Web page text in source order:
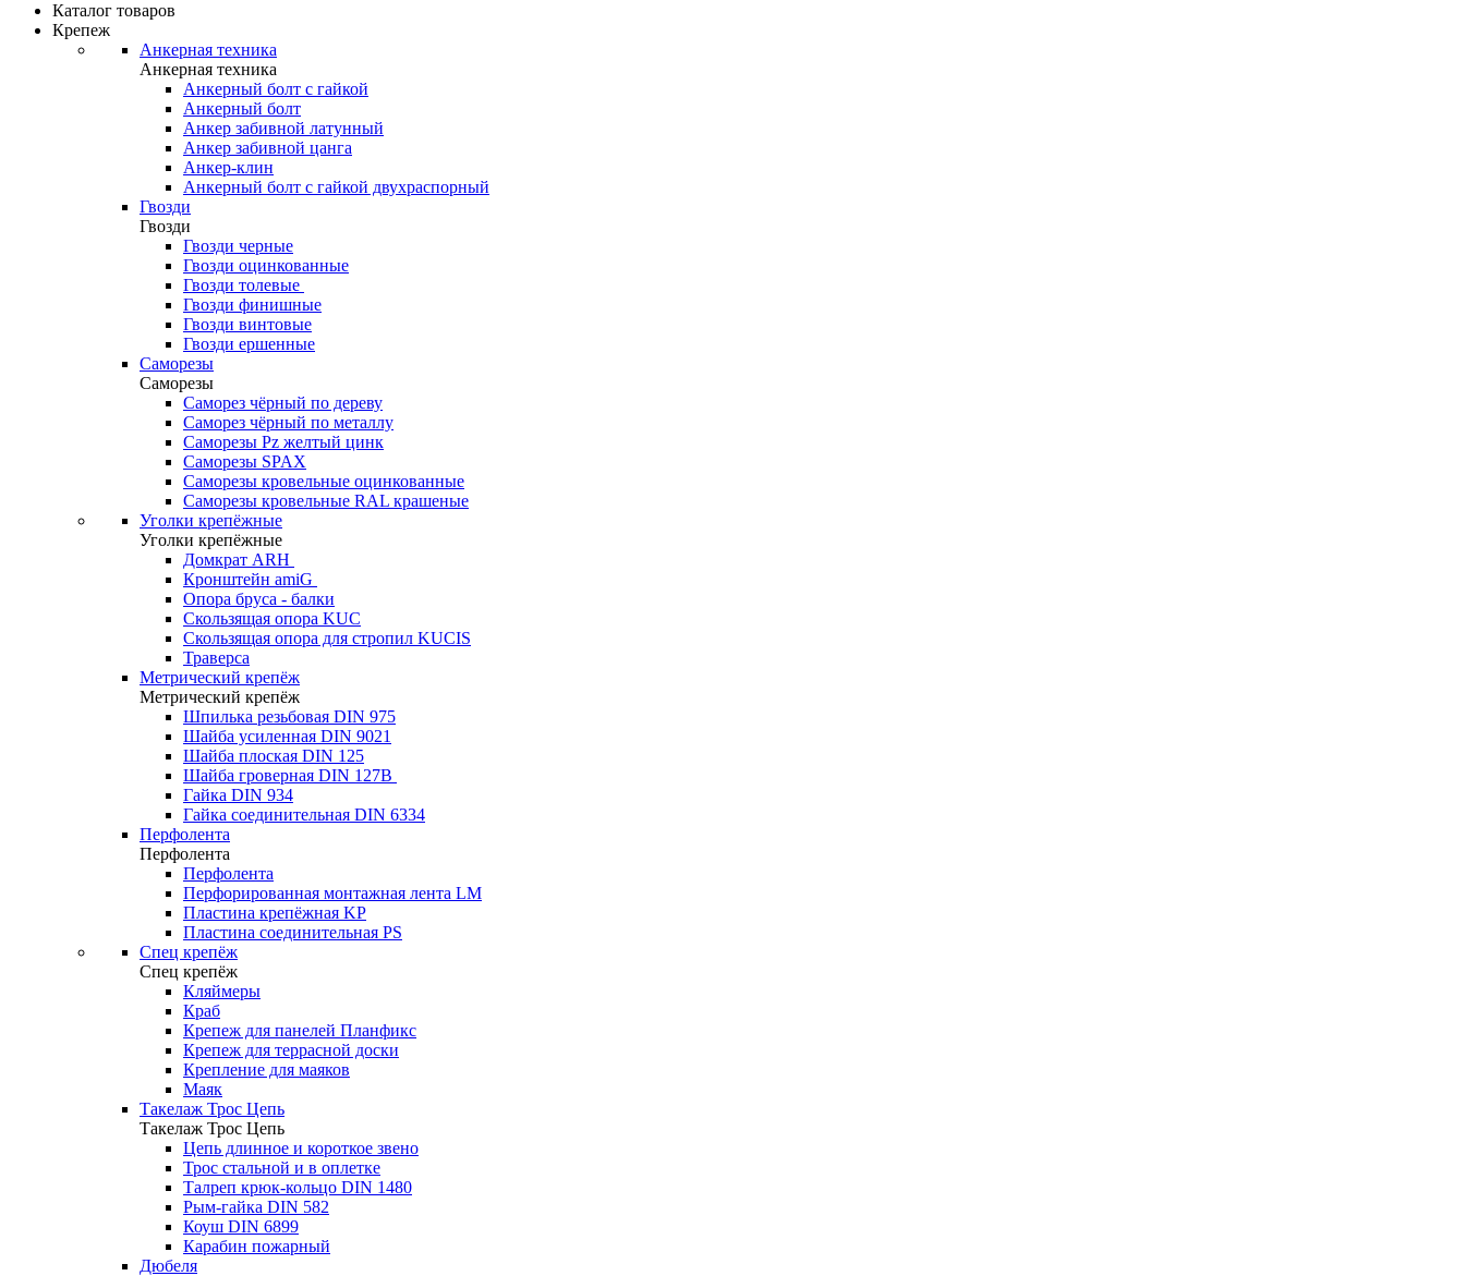
Каталог товаров
Крепеж
Анкерная техника
Анкерная техника
Анкерный болт с гайкой
Анкерный болт
Анкер забивной латунный
Анкер забивной цанга
Анкер-клин
Анкерный болт с гайкой двухраспорный
Гвозди
Гвозди
Гвозди черные
Гвозди оцинкованные
Гвозди толевые
Гвозди финишные
Гвозди винтовые
Гвозди ершенные
Саморезы
Саморезы
Саморез чёрный по дереву
Саморез чёрный по металлу
Саморезы Pz желтый цинк
Саморезы SPAX
Саморезы кровельные оцинкованные
Саморезы кровельные RAL крашеные
Уголки крепёжные
Уголки крепёжные
Домкрат ARH
Кронштейн amiG
Опора бруса - балки
Скользящая опора KUC
Скользящая опора для стропил KUCIS
Траверса
Метрический крепёж
Метрический крепёж
Шпилька резьбовая DIN 975
Шайба усиленная DIN 9021
Шайба плоская DIN 125
Шайба гроверная DIN 127B
Гайка DIN 934
Гайка соединительная DIN 6334
Перфолента
Перфолента
Перфолента
Перфорированная монтажная лента LM
Пластина крепёжная KP
Пластина соединительная PS
Спец крепёж
Спец крепёж
Кляймеры
Краб
Крепеж для панелей Планфикс
Крепеж для террасной доски
Крепление для маяков
Маяк
Такелаж Трос Цепь
Такелаж Трос Цепь
Цепь длинное и короткое звено
Трос стальной и в оплетке
Талреп крюк-кольцо DIN 1480
Рым-гайка DIN 582
Коуш DIN 6899
Карабин пожарный
Дюбеля